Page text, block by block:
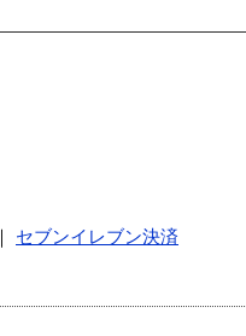
セブンイレブン決済